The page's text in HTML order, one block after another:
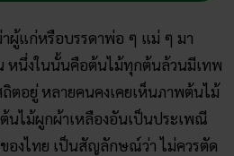
าผู้แก่หรือบรรดาพ่อ ๆ แม่ ๆ มา
หนึ่งในนั้นคือต้นไม้ทุกต้นล้วนมีเทพ
ตอยู่ หลายคนคงเคยเห็นภาพต้นไม้
นไม้ผูกผ้าเหลืองอันเป็นประเพณี
องไทย เป็นสัญลักษณ์ว่า ไม่ควรตัด